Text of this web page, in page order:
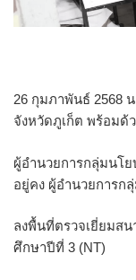
26 กุมภาพันธ์ 2568
จังหวัดภูเก็ต พร้อมด้
ผู้อำนวยการกลุ่มนโ
อยู่คง ผู้อำนวยการก
ลงพื้นที่ตรวจเยี่ยมส
ศึกษาปีที่ 3 (NT)